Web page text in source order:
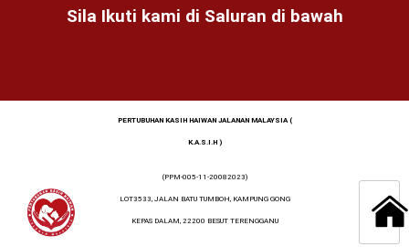
Sila Ikuti kami di Saluran di bawah
PERTUBUHAN KASIH HAIWAN JALANAN MALAYSIA (
K.A.S.I.H )
(PPM-005-11-20082023)
LOT3533, JALAN BATU TUMBOH, KAMPUNG GONG
KEPAS DALAM, 22200 BESUT TERENGGANU